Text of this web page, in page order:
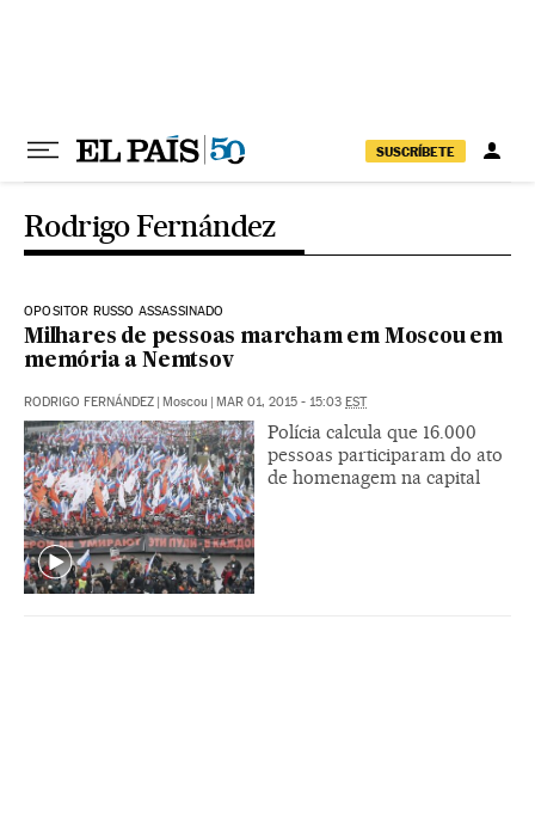
SUSCRÍBETE
Rodrigo Fernández
OPOSITOR RUSSO ASSASSINADO
Milhares de pessoas marcham em Moscou em
memória a Nemtsov
RODRIGO FERNÁNDEZ | Moscou | MAR 01, 2015 - 15:03 EST
Polícia calcula que 16.000
pessoas participaram do ato
de homenagem na capital